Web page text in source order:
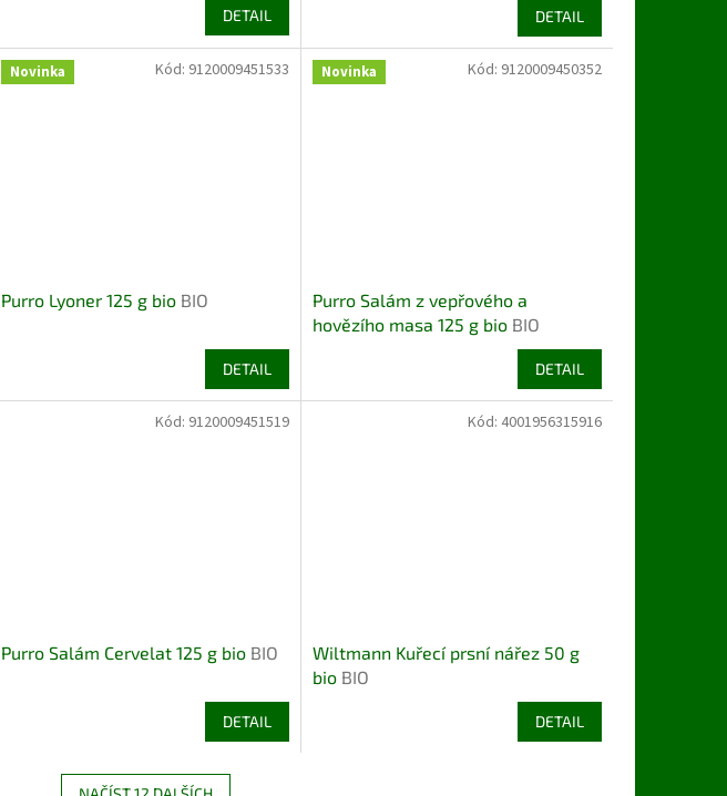
DETAIL DETAIL
Novinka
Purro Lyoner 125 g bio BIO
DETAIL
Kód: 9120009451533 Novinka
Purro Salám z vepřového a
hovězího masa 125 g bio BIO
DETAIL
Kód: 9120009450352
Purro Salám Cervelat 125 g bio BIO
DETAIL
Kód: 9120009451519
Wiltmann Kuřecí prsní nářez 50 g
bio BIO
DETAIL
Kód: 4001956315916